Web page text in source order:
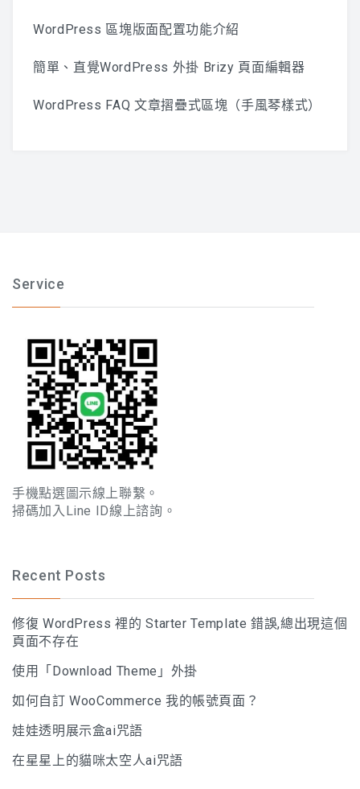
WordPress 區塊版面配置功能介紹
簡單、直覺WordPress 外掛 Brizy 頁面編輯器
WordPress FAQ 文章摺疊式區塊（手風琴樣式）
Service
手機點選圖示線上聯繫。
掃碼加入Line ID線上諮詢。
Recent Posts
修復 WordPress 裡的 Starter Template 錯誤,總出現這個
頁面不存在
使用「Download Theme」外掛
如何自訂 WooCommerce 我的帳號頁面？
娃娃透明展示盒ai咒語
在星星上的貓咪太空人ai咒語